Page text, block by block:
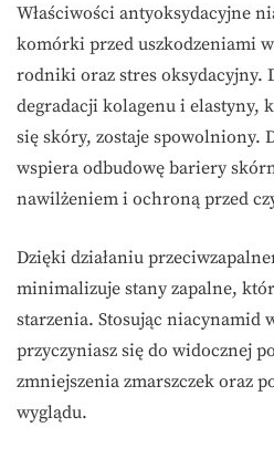
Właściwości antyoksydacyjne
komórki przed uszkodzeniami
rodniki oraz stres oksydacyjny.
degradacji kolagenu i elastyny,
się skóry, zostaje spowolniony.
wspiera odbudowę bariery
nawilżeniem i ochroną przed
Dzięki działaniu
minimalizuje stany zapalne,
starzenia. Stosując niacynamid
przyczyniasz się do widocznej
zmniejszenia zmarszczek oraz
wyglądu.